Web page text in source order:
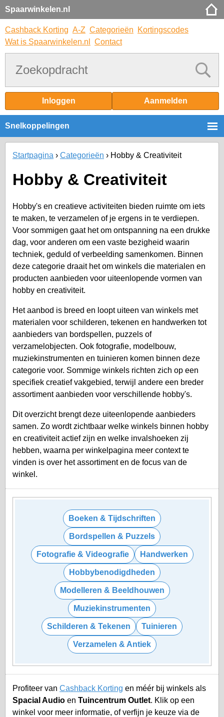
Spaarwinkelen.nl
Cashback Korting A-Z Categorieën
Kortingscodes
Wat is Spaarwinkelen.nl
Contact
Inloggen Aanmelden
Snelkoppelingen
Startpagina Categorieën Hobby & Creativiteit
Hobby & Creativiteit
Hobby's en creatieve activiteiten bieden ruimte om iets
te maken, te verzamelen of je ergens in te verdiepen.
Voor sommigen gaat het om ontspanning na een drukke
dag, voor anderen om een vaste bezigheid waarin
techniek, geduld of verbeelding samenkomen. Binnen
deze categorie draait het om winkels die materialen en
producten aanbieden voor uiteenlopende vormen van
hobby en creativiteit.
Het aanbod is breed en loopt uiteen van winkels met
materialen voor schilderen, tekenen en handwerken tot
aanbieders van bordspellen, puzzels of
verzamelobjecten. Ook fotografie, modelbouw,
muziekinstrumenten en tuinieren komen binnen deze
categorie voor. Sommige winkels richten zich op een
specifiek creatief vakgebied, terwijl andere een breder
assortiment aanbieden voor verschillende hobby's.
Dit overzicht brengt deze uiteenlopende aanbieders
samen. Zo wordt zichtbaar welke winkels binnen hobby
en creativiteit actief zijn en welke invalshoeken zij
hebben, waarna per winkelpagina meer context te
vinden is over het assortiment en de focus van de
winkel.
Boeken & Tijdschriften
Bordspellen & Puzzels
Fotografie & Videografie Handwerken
Hobbybenodigdheden
Modelleren & Beeldhouwen
Muziekinstrumenten
Schilderen & Tekenen Tuinieren
Verzamelen & Antiek
Profiteer van Cashback Korting en méér bij winkels als
Spacial Audio en Tuincentrum Outlet. Klik op een
winkel voor meer informatie, of verfijn je keuze via de